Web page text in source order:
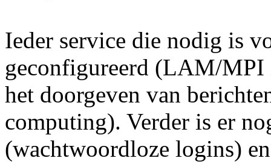
Ieder service die nodig is
geconfigureerd (LAM/MPI
het doorgeven van
computing). Verder is er
(wachtwoordloze logins)